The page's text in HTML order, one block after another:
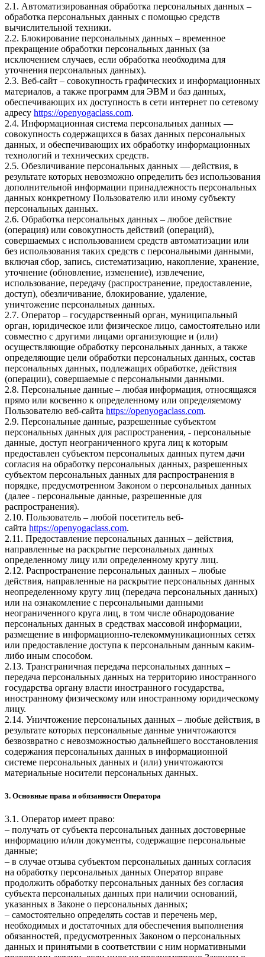
2.1. Автоматизированная обработка персональных данных –
обработка персональных данных с помощью средств
вычислительной техники.
2.2. Блокирование персональных данных – временное
прекращение обработки персональных данных (за
исключением случаев, если обработка необходима для
уточнения персональных данных).
2.3. Веб-сайт – совокупность графических и информационных
материалов, а также программ для ЭВМ и баз данных,
обеспечивающих их доступность в сети интернет по сетевому
адресу https://openyogaclass.com.
2.4. Информационная система персональных данных —
совокупность содержащихся в базах данных персональных
данных, и обеспечивающих их обработку информационных
технологий и технических средств.
2.5. Обезличивание персональных данных — действия, в
результате которых невозможно определить без использования
дополнительной информации принадлежность персональных
данных конкретному Пользователю или иному субъекту
персональных данных.
2.6. Обработка персональных данных – любое действие
(операция) или совокупность действий (операций),
совершаемых с использованием средств автоматизации или
без использования таких средств с персональными данными,
включая сбор, запись, систематизацию, накопление, хранение,
уточнение (обновление, изменение), извлечение,
использование, передачу (распространение, предоставление,
доступ), обезличивание, блокирование, удаление,
уничтожение персональных данных.
2.7. Оператор – государственный орган, муниципальный
орган, юридическое или физическое лицо, самостоятельно или
совместно с другими лицами организующие и (или)
осуществляющие обработку персональных данных, а также
определяющие цели обработки персональных данных, состав
персональных данных, подлежащих обработке, действия
(операции), совершаемые с персональными данными.
2.8. Персональные данные – любая информация, относящаяся
прямо или косвенно к определенному или определяемому
Пользователю веб-сайта https://openyogaclass.com.
2.9. Персональные данные, разрешенные субъектом
персональных данных для распространения, - персональные
данные, доступ неограниченного круга лиц к которым
предоставлен субъектом персональных данных путем дачи
согласия на обработку персональных данных, разрешенных
субъектом персональных данных для распространения в
порядке, предусмотренном Законом о персональных данных
(далее - персональные данные, разрешенные для
распространения).
2.10. Пользователь – любой посетитель веб-
сайта https://openyogaclass.com.
2.11. Предоставление персональных данных – действия,
направленные на раскрытие персональных данных
определенному лицу или определенному кругу лиц.
2.12. Распространение персональных данных – любые
действия, направленные на раскрытие персональных данных
неопределенному кругу лиц (передача персональных данных)
или на ознакомление с персональными данными
неограниченного круга лиц, в том числе обнародование
персональных данных в средствах массовой информации,
размещение в информационно-телекоммуникационных сетях
или предоставление доступа к персональным данным каким-
либо иным способом.
2.13. Трансграничная передача персональных данных –
передача персональных данных на территорию иностранного
государства органу власти иностранного государства,
иностранному физическому или иностранному юридическому
лицу.
2.14. Уничтожение персональных данных – любые действия, в
результате которых персональные данные уничтожаются
безвозвратно с невозможностью дальнейшего восстановления
содержания персональных данных в информационной
системе персональных данных и (или) уничтожаются
материальные носители персональных данных.
3. Основные права и обязанности Оператора
3.1. Оператор имеет право:
– получать от субъекта персональных данных достоверные
информацию и/или документы, содержащие персональные
данные;
– в случае отзыва субъектом персональных данных согласия
на обработку персональных данных Оператор вправе
продолжить обработку персональных данных без согласия
субъекта персональных данных при наличии оснований,
указанных в Законе о персональных данных;
– самостоятельно определять состав и перечень мер,
необходимых и достаточных для обеспечения выполнения
обязанностей, предусмотренных Законом о персональных
данных и принятыми в соответствии с ним нормативными